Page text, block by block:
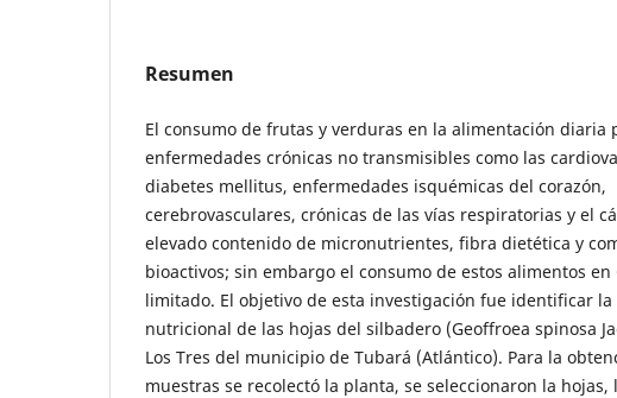
Resumen
El consumo de frutas y verduras en la alimentación diaria
enfermedades crónicas no transmisibles como las
diabetes mellitus, enfermedades isquémicas del corazón,
cerebrovasculares, crónicas de las vías respiratorias y el
elevado contenido de micronutrientes, fibra dietética y
bioactivos; sin embargo el consumo de estos alimentos en
limitado. El objetivo de esta investigación fue identificar la
nutricional de las hojas del silbadero (Geoffroea spinosa
Los Tres del municipio de Tubará (Atlántico). Para la
muestras se recolectó la planta, se seleccionaron la hojas,